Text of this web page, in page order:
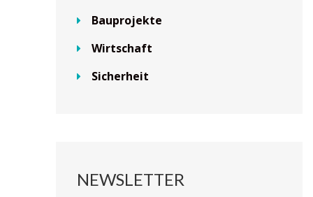
Bauprojekte
Wirtschaft
Sicherheit
NEWSLETTER